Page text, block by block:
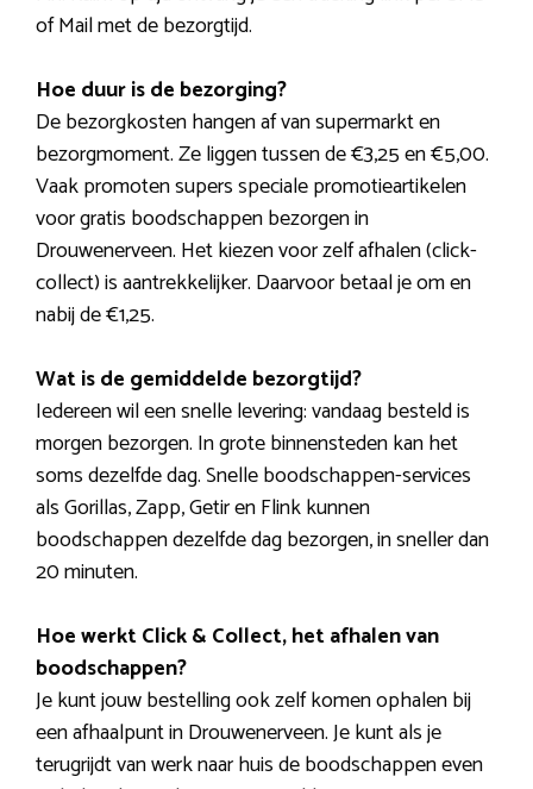
of Mail met de bezorgtijd.
Hoe duur is de bezorging?
De bezorgkosten hangen af van supermarkt en
bezorgmoment. Ze liggen tussen de €3,25 en €5,00.
Vaak promoten supers speciale promotieartikelen
voor gratis boodschappen bezorgen in
Drouwenerveen. Het kiezen voor zelf afhalen (click-
collect) is aantrekkelijker. Daarvoor betaal je om en
nabij de €1,25.
Wat is de gemiddelde bezorgtijd?
Iedereen wil een snelle levering: vandaag besteld is
morgen bezorgen. In grote binnensteden kan het
soms dezelfde dag. Snelle boodschappen-services
als Gorillas, Zapp, Getir en Flink kunnen
boodschappen dezelfde dag bezorgen, in sneller dan
20 minuten.
Hoe werkt Click & Collect, het afhalen van
boodschappen?
Je kunt jouw bestelling ook zelf komen ophalen bij
een afhaalpunt in Drouwenerveen. Je kunt als je
terugrijdt van werk naar huis de boodschappen even